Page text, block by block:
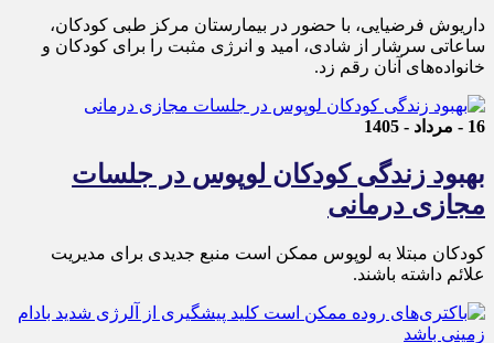
داریوش فرضیایی، با حضور در بیمارستان مرکز طبی کودکان،
ساعاتی سرشار از شادی، امید و انرژی مثبت را برای کودکان و
خانواده‌های آنان رقم زد.
16 - مرداد - 1405
بهبود زندگی کودکان لوپوس در جلسات
مجازی درمانی
کودکان مبتلا به لوپوس ممکن است منبع جدیدی برای مدیریت
علائم داشته باشند.